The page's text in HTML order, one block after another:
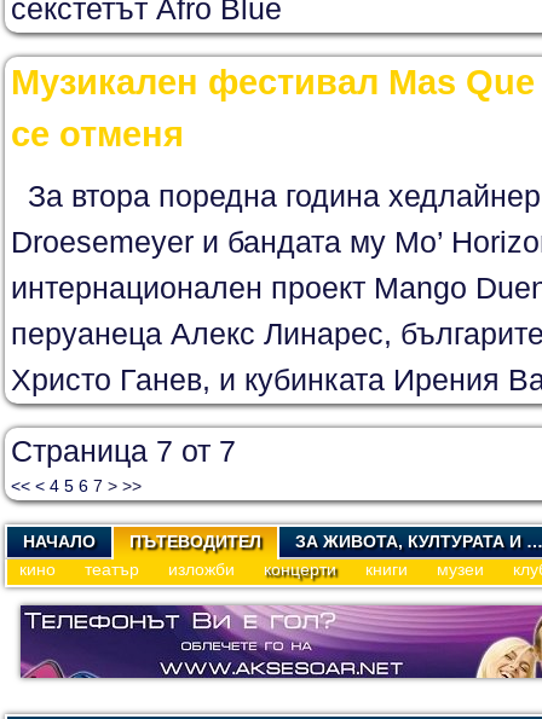
секстетът Afro Blue
Музикален фестивал Mas
се отменя
За втора поредна година
Droesemeyer и бандата му Mo’
интернационален проект Mango
перуанеца Алекс Линарес,
Христо Ганев, и кубинката Ирения
Страница 7 от 7
<< < 4 5 6 7 > >>
НАЧАЛО ПЪТЕВОДИТЕЛ
ЗА ЖИВОТА, КУЛТУРАТА И …
кино
театър изложби концерти книги музеи